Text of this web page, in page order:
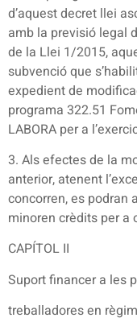
d’aquest decret llei
amb la previsió legal
de la Llei 1/2015,
subvenció que
expedient de
programa 322.51
LABORA per a
3. Als efectes de la
anterior, atenent
concorren, es podran
minoren crèdits per a
CAPÍTOL II
Suport financer a les
treballadores en